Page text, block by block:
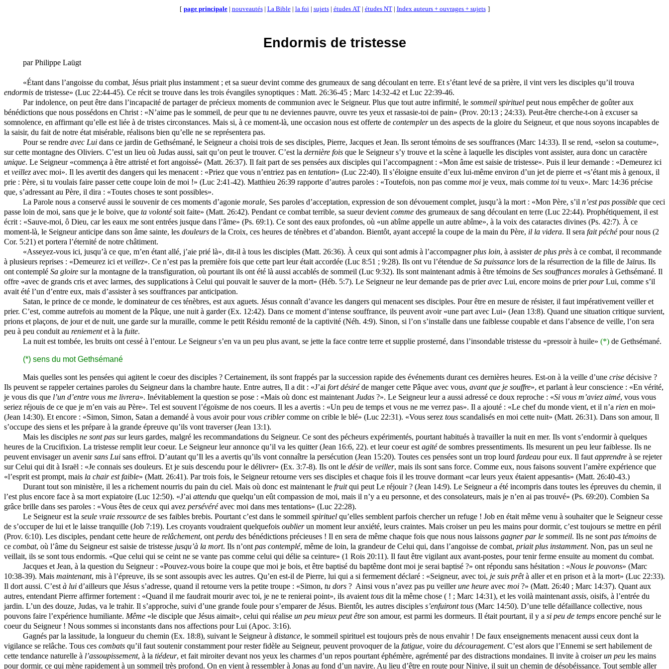
[ page principale| nouveautés| La Bible| la foi| sujets| études AT| études NT| Index auteurs + ouvrages + sujets ]
Endormis de tristesse
par Philippe Laügt
«Étant dans l’angoisse du combat, Jésus priait plus instamment ; et sa sueur devint comme des grumeaux de sang découlant en terre. Et s’étant levé de sa prière, il vint vers les disciples qu’il trouva
endormis de tristesse» (Luc 22:44-45). Ce récit se trouve dans les trois évangiles synoptiques : Matt. 26:36-45 ; Marc 14:32-42 et Luc 22:39-46.
Par indolence, on peut être dans l’incapacité de partager de précieux moments de communion avec le Seigneur. Plus que tout autre infirmité, le sommeil spirituelpeut nous empêcher de goûter aux
bénédictions que nous possédons en Christ : «N’aime pas le sommeil, de peur que tu ne deviennes pauvre, ouvre tes yeux et rassasie-toi de pain» (Prov. 20:13 ; 24:33). Peut-être cherche-t-on à excuser sa
somnolence, en affirmant qu’elle est liée à de tristes circonstances. Mais si, à ce moment-là, une occasion nous est offerte de contemplerun des aspects de la gloire du Seigneur, et que nous soyons incapables de
la saisir, du fait de notre état misérable, réalisons bien qu’elle ne se représentera pas.
Pour se rendre avec Luidans ce jardin de Gethsémané, le Seigneur a choisi trois de ses disciples, Pierre, Jacques et Jean. Ils seront témoins de ses souffrances (Marc 14:33). Il se rend, «selon sa coutume»,
sur cette montagne des Oliviers. C’est un lieu où Judas aussi, sait qu’on peut le trouver. C’est la dernière fois que le Seigneur s’y trouve et la scène à laquelle les disciples vont assister, aura donc un caractère
unique. Le Seigneur «commença à être attristé et fort angoissé» (Matt. 26:37). Il fait part de ses pensées aux disciples qui l’accompagnent : «Mon âme est saisie de tristesse». Puis il leur demande : «Demeurez ici
et veillez avec moi». Il les avertit des dangers qui les menacent : «Priez que vous n’entriez pas en tentation» (Luc 22:40). Il s’éloigne ensuite d’eux lui-même environ d’un jet de pierre et «s’étant mis à genoux, il
prie : Père, si tu voulais faire passer cette coupe loin de moi !» (Luc 2:41-42). Matthieu 26:39 rapporte d’autres paroles : «Toutefois, non pas comme moi je veux, mais comme toi tu veux». Marc 14:36 précise
que, s’adressant au Père, il dira : «Toutes choses te sont possibles».
La Parole nous a conservé aussi le souvenir de ces moments d’agonie morale, Ses paroles d’acceptation, expression de son dévouement complet, jusqu’à la mort : «Mon Père, s’il n’est pas possibleque ceci
passe loin de moi, sans que je le boive, que ta volontésoit faite» (Matt. 26:42). Pendant ce combat terrible, sa sueur devient comme des grumeaux de sang découlant en terre (Luc 22:44). Prophétiquement, il est
écrit : «Sauve-moi, ô Dieu, car les eaux me sont entrées jusque dans l’âme» (Ps. 69:1). Ce sont des eaux profondes, où «un abîme appelle un autre abîme», à la voix des cataractes divines (Ps. 42:7). À ce
moment-là, le Seigneur anticipe dans son âme sainte, les douleurs de la Croix, ces heures de ténèbres et d’abandon. Bientôt, ayant accepté la coupe de la main du Père, il la videra. Il sera fait péchépour nous (2
Cor. 5:21) et portera l’éternité de notre châtiment.
«Asseyez-vous ici, jusqu’à ce que, m’en étant allé, j’aie prié là», dit-il à tous les disciples (Matt. 26:36). À ceux qui sont admis à l’accompagnerplus loin, à assisterde plus prèsà ce combat, il recommande
à plusieurs reprises : «Demeurez ici et veillez». Ce n’est pas la première fois que cette part leur était accordée (Luc 8:51 ; 9:28). Ils ont vu l’étendue de Sa puissance lors de la résurrection de la fille de Jaïrus. Ils
ont contemplé Sa gloire sur la montagne de la transfiguration, où pourtant ils ont été là aussi accablés de sommeil (Luc 9:32). Ils sont maintenant admis à être témoins de Ses souffrances morales à Gethsémané. Il
offre «avec de grands cris et avec larmes, des supplications à Celui qui pouvait le sauver de la mort» (Héb. 5:7). Le Seigneur ne leur demande pas de prieravec Lui, encore moins de prierpourLui, comme s’il
avait été l’un d’entre eux, mais d’assister à ses souffrances par anticipation.
Satan, le prince de ce monde, le dominateur de ces ténèbres, est aux aguets. Jésus connaît d’avance les dangers qui menacent ses disciples. Pour être en mesure de résister, il faut impérativement veiller et
prier. C’est, comme autrefois au moment de la Pâque, une nuit à garder (Ex. 12:42). Dans ce moment d’intense souffrance, ils peuvent avoir «une part avec Lui» (Jean 13:8). Quand une situation critique survient,
prions et plaçons, de jour et de nuit, une garde sur la muraille, comme le petit Résidu remonté de la captivité (Néh. 4:9). Sinon, si l’on s’installe dans une faiblesse coupable et dans l’absence de veille, l’on sera
peu à peu conduit au reniementet à la fuite.
La nuit est tombée, les bruits ont cessé à l’entour. Le Seigneur s’en va un peu plus avant, se jette la face contre terre et supplie prosterné, dans l’insondable tristesse du «pressoir à huile» (*)de Gethsémané.
(*) sens du mot Gethsémané
Mais quelles sont les pensées qui agitent le coeur des disciples ? Certainement, ils sont frappés par la succession rapide des événements durant ces dernières heures. Est-on à la veille d’une crisedécisive ?
Ils peuvent se rappeler certaines paroles du Seigneur dans la chambre haute. Entre autres, Il a dit : «J’ai fort désiréde manger cette Pâque avec vous, avant que je souffre», et parlant à leur conscience : «En vérité,
je vous dis que l’un d’entre vous me livrera». Inévitablement la question se pose : «Mais où donc est maintenant Judas ?». Le Seigneur leur a aussi adressé ce doux reproche : «Si vous m’aviez aimé, vous vous
seriez réjouis de ce que je m’en vais au Père». Tel est souvent l’égoïsme de nos coeurs. Il les a avertis : «Un peu de temps et vous ne me verrez pas». Il a ajouté : «Le chef du monde vient, et il n’a rien en moi»
(Jean 14:30). Et encore : «Simon, Simon, Satan a demandé à vous avoir pourvous criblercomme on crible le blé» (Luc 22:31). «Vous serez tous scandalisés en moi cette nuit» (Matt. 26:31). Dans son amour, Il
s’occupe des siens et les prépare à la grande épreuve qu’ils vont traverser (Jean 13:1).
Mais les disciples ne sont passur leurs gardes, malgré les recommandations du Seigneur. Ce sont des pécheurs expérimentés, pourtant habitués à travailler la nuit en mer. Ils vont s’endormir à quelques
heures de la Crucifixion. La tristesse remplit leur coeur. Le Seigneur leur annonce qu’il va les quitter (Jean 16:6, 22). et leur coeur est agitéde sombres pressentiments. Ils mesurent un peu leur faiblesse. Ils ne
peuvent envisager un avenirsans Lui sans effroi. D’autant qu’Il les a avertis qu’ils vont connaître la persécution (Jean 15:20). Toutes ces pensées sont un trop lourd fardeau pour eux. Il faut apprendre à se rejeter
sur Celui qui dit à Israël : «Je connais ses douleurs. Et je suis descendu pour le délivrer» (Ex. 3:7-8). Ils ont le désirde veiller, mais ils sont sans force. Comme eux, nous faisons souvent l’amère expérience que
«l’esprit est prompt, mais la chair est faible» (Matt. 26:41). Par trois fois, le Seigneur retourne vers ses disciples et chaque fois il les trouve dormant «car leurs yeux étaient appesantis» (Matt. 26:40-43.)
Durant tout son ministère, il les a richement nourris du pain du ciel. Mais où donc est maintenant le fruitqui peut Le réjouir ? (Jean 14:9). Le Seigneur a été incompris dans toutes les épreuves du chemin, il
l’est plus encore face à sa mort expiatoire (Luc 12:50). «J’ai attendu que quelqu’un eût compassion de moi, mais il n’y a eu personne, et des consolateurs, mais je n’en ai pas trouvé» (Ps. 69:20). Combien Sa
grâce brille dans ses paroles : «Vous êtes de ceux qui avez persévéréavec moi dans mes tentations» (Luc 22:28).
Le Seigneur est la seule vraie ressourcede ses faibles brebis. Pourtant c’est dans le sommeil spirituelqu’elles semblent parfois chercher un refuge ! Job en était même venu à souhaiter que le Seigneur cesse
de s’occuper de lui et le laisse tranquille (Job 7:19). Les croyants voudraient quelquefois oublierun moment leur anxiété, leurs craintes. Mais croiser un peu les mains pour dormir, c’est toujours se mettre en péril
(Prov. 6:10). Les disciples, pendant cette heure de relâchement, ont perdu des bénédictions précieuses ! Il en sera de même chaque fois que nous nous laissons gagner par le sommeil. Ils ne sont pas témoins de
ce combat, où l’âme du Seigneur est saisie de tristesse jusqu’à la mort. Ils n’ont pas contemplé, même de loin, la grandeur de Celui qui, dans l’angoisse de combat, priait plus instamment. Non, pas un seul ne
veillait, ils se sont tous endormis. «Que celui qui se ceint ne se vante pas comme celui qui délie sa ceinture» (1 Rois 20:11). Il faut être vigilant aux avant-postes, pour tenir ferme ensuite au moment du combat.
Jacques et Jean, à la question du Seigneur : «Pouvez-vous boire la coupe que moi je bois, et être baptisé du baptême dont moi je serai baptisé ?» ont répondu sans hésitation : «Nous le pouvons» (Marc
10:38-39). Mais maintenant, mis à l’épreuve, ils se sont assoupis avec les autres. Qu’en est-il de Pierre, lui qui a si fermement déclaré : «Seigneur, avec toi, je suis prêtà aller et en prison et à la mort» (Luc 22:33).
Il dort aussi. C’est à lui d’ailleurs que Jésus s’adresse, quand il retourne vers la petite troupe : «Simon, tu dors ? Ainsi vous n’avez pas pu veillerune heure avec moi ?» (Matt. 26:40 ; Marc 14:37). Quant aux
autres, entendant Pierre affirmer fortement : «Quand il me faudrait mourir avec toi, je ne te renierai point», ils avaient tous dit la même chose ( ! ; Marc 14:31), et les voilà maintenant assis, oisifs, à l’entrée du
jardin. L’un des douze, Judas, va le trahir. Il s’approche, suivi d’une grande foule pour s’emparer de Jésus. Bientôt, les autres disciples s’enfuiront tous (Marc 14:50). D’une telle défaillance collective, nous
pouvons faire l’expérience humiliante. Même «le disciple que Jésus aimait», celui qui réalise un peu mieux peut être son amour, est parmi les dormeurs. Il était pourtant, il y a si peu de temps encore penché sur le
coeur du Seigneur ! Nous sommes si inconstants dans nos affections pour Lui (Apoc. 3:16).
Gagnés par la lassitude, la longueur du chemin (Ex. 18:8), suivant le Seigneur à distance, le sommeil spirituel est toujours près de nous envahir ! De faux enseignements menacent aussi ceux dont la
vigilance se relâche. Tous ces combats qu’il faut soutenir constamment pour rester fidèle au Seigneur, peuvent provoquer de la fatigue, voire du découragement. C’est alors que l’Ennemi se sert habilement de
cette tendance naturelle à l’assoupissement, à la tiédeur, et fait miroiter devant nos yeux les charmes d’un repos pourtant éphémère, agrémenté par des distractions mondaines. Il invite à croiserun peu les mains
pour dormir, ce qui mène rapidement à un sommeil très profond. On en vient à ressembler à Jonas au fond d’un navire. Au lieu d’être en route pour Ninive, il suit un chemin de désobéissance. Tout semble aller